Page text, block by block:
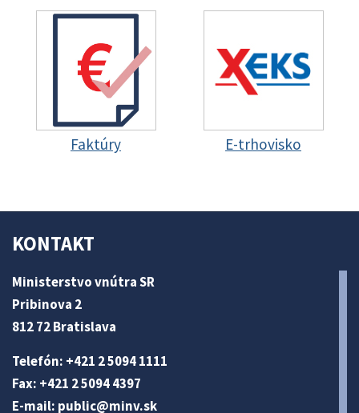
Faktúry E-trhovisko
KONTAKT
Ministerstvo vnútra SR
Pribinova 2
812 72 Bratislava
Telefón: +421 2 5094 1111
Fax: +421 2 5094 4397
E-mail: public@minv.sk